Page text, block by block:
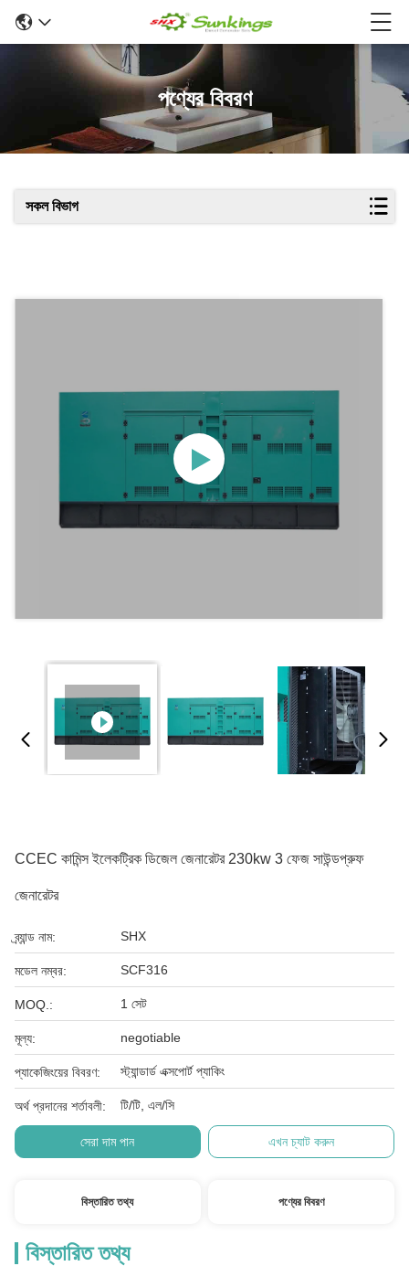
পণ্যের বিবরণ
সকল বিভাগ
CCEC কামিন্স ইলেকট্রিক ডিজেল জেনারেটর 230kw 3 ফেজ সাউন্ডপ্রুফ
জেনারেটর
ব্র্যান্ড নাম: SHX
মডেল নম্বর: SCF316
MOQ.: 1 সেট
মূল্য: negotiable
প্যাকেজিংয়ের বিবরণ: স্ট্যান্ডার্ড এক্সপোর্ট প্যাকিং
অর্থ প্রদানের শর্তাবলী: টি/টি, এল/সি
সেরা দাম পান এখন চ্যাট করুন
বিস্তারিত তথ্য পণ্যের বিবরণ
বিস্তারিত তথ্য